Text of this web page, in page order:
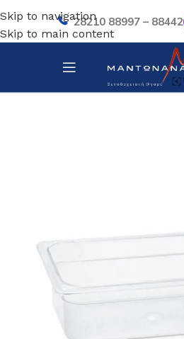
Skip to navigation
Skip to main content
28210 88997 – 88442
Αρχική σελίδα/